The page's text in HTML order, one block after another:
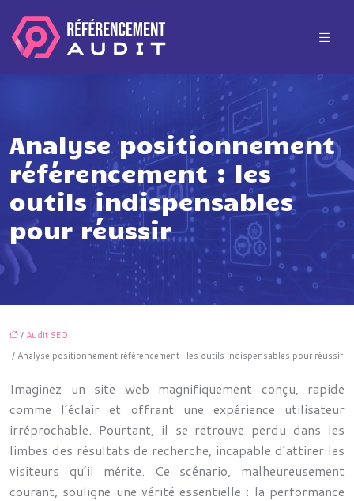
Analyse positionnement
référencement : les
outils indispensables
pour réussir
/ Audit SEO
/ Analyse positionnement référencement : les outils indispensables pour réussir
Imaginez un site web magnifiquement conçu, rapide
comme l’éclair et offrant une expérience utilisateur
irréprochable. Pourtant, il se retrouve perdu dans les
limbes des résultats de recherche, incapable d’attirer les
visiteurs qu’il mérite. Ce scénario, malheureusement
courant, souligne une vérité essentielle : la performance